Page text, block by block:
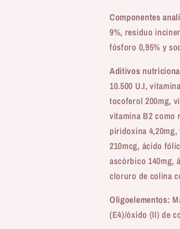
Componentes
9%, residuo
fósforo 0,95% y
Aditivos
10.500 U.I,
tocoferol 200mg,
vitamina B2 como
piridoxina
210mcg, ácido
ascórbico 140mg,
cloruro de colina
Oligoelementos:
(E4)/óxido (II) de